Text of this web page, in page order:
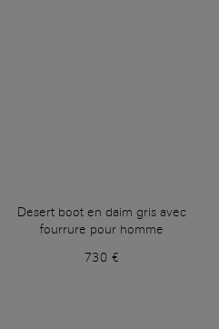
Desert boot en daim gris avec
fourrure pour homme
730 €